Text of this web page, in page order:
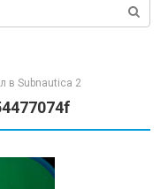
в Subnautica 2